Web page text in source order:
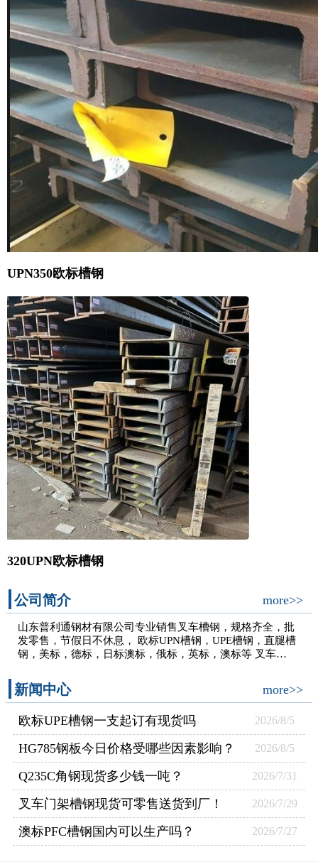
UPN350欧标槽钢
320UPN欧标槽钢
公司简介 more>>
山东普利通钢材有限公司专业销售叉车槽钢，规格齐全，批
发零售，节假日不休息， 欧标UPN槽钢，UPE槽钢，直腿槽
钢，美标，德标，日标澳标，俄标，英标，澳标等 叉车…
新闻中心 more>>
欧标UPE槽钢一支起订有现货吗 2026/8/5
HG785钢板今日价格受哪些因素影响？ 2026/8/5
Q235C角钢现货多少钱一吨？ 2026/7/31
叉车门架槽钢现货可零售送货到厂！ 2026/7/29
澳标PFC槽钢国内可以生产吗？ 2026/7/27